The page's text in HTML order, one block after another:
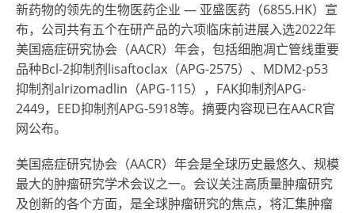
新药物的领先的生物医药企业 — 亚盛医药（6855.HK）宣
布，公司共有五个在研产品的六项临床前进展入选2022年
美国癌症研究协会（AACR）年会，包括细胞凋亡管线重要
品种Bcl-2抑制剂lisaftoclax（APG-2575）、MDM2-p53
抑制剂alrizomadlin（APG-115），FAK抑制剂APG-
2449，EED抑制剂APG-5918等。摘要内容现已在AACR官
网公布。
美国癌症研究协会（AACR）年会是全球历史最悠久、规模
最大的肿瘤研究学术会议之一。会议关注高质量肿瘤研究
及创新的各个方面，是全球肿瘤研究的焦点，将汇集肿瘤